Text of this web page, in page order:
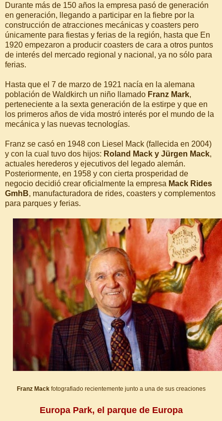
Durante más de 150 años la empresa pasó de generación
en generación, llegando a participar en la fiebre por la
construcción de atracciones mecánicas y coasters pero
únicamente para fiestas y ferias de la región, hasta que En
1920 empezaron a producir coasters de cara a otros puntos
de interés del mercado regional y nacional, ya no sólo para
ferias.
Hasta que el 7 de marzo de 1921 nacía en la alemana
población de Waldkirch un niño llamado Franz Mark,
perteneciente a la sexta generación de la estirpe y que en
los primeros años de vida mostró interés por el mundo de la
mecánica y las nuevas tecnologías.
Franz se casó en 1948 con Liesel Mack (fallecida en 2004)
y con la cual tuvo dos hijos: Roland Mack y Jürgen Mack,
actuales herederos y ejecutivos del legado alemán.
Posteriormente, en 1958 y con cierta prosperidad de
negocio decidió crear oficialmente la empresa Mack Rides
GmhB, manufacturadora de rides, coasters y complementos
para parques y ferias.
Franz Mackfotografiado recientemente junto a una de sus creaciones
Europa Park, el parque de Europa